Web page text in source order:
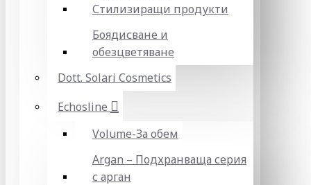
Стилизиращи продукти
Боядисване и
обезцветяване
Dott. Solari Cosmetics
Echosline
Volume-За обем
Argan – Подхранваща серия
с арган